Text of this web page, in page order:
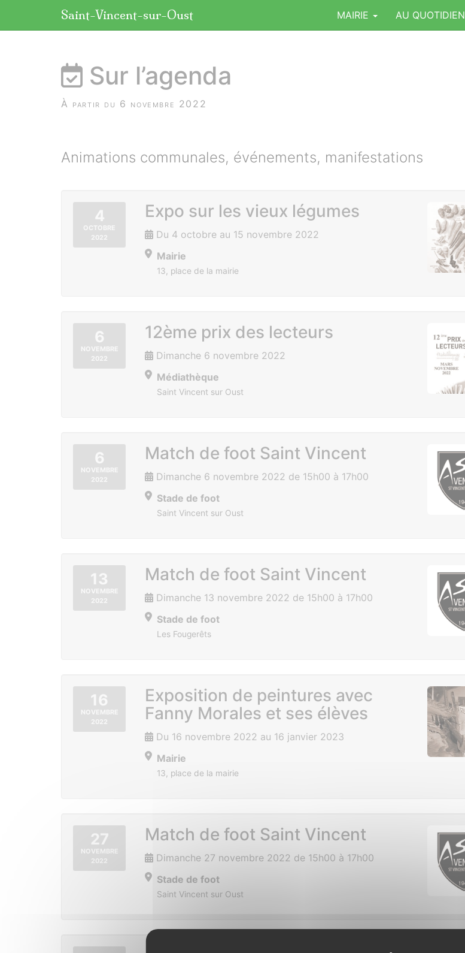
Saint-Vincent-sur-Oust MAIRIE AU QUOTIDIEN
Sur l’agenda
À partir du 6 novembre 2022
Animations communales, événements, manifestations
4
OCTOBRE
2022
Expo sur les vieux légumes
Du 4 octobre au 15 novembre 2022
Mairie
13, place de la mairie
6
NOVEMBRE
2022
12ème prix des lecteurs
Dimanche 6 novembre 2022
Médiathèque
Saint Vincent sur Oust
6
NOVEMBRE
2022
Match de foot Saint Vincent
Dimanche 6 novembre 2022 de 15h00 à 17h00
Stade de foot
Saint Vincent sur Oust
13
NOVEMBRE
2022
Match de foot Saint Vincent
Dimanche 13 novembre 2022 de 15h00 à 17h00
Stade de foot
Les Fougerêts
16
NOVEMBRE
2022
Exposition de peintures avec
Fanny Morales et ses élèves
Du 16 novembre 2022 au 16 janvier 2023
Mairie
13, place de la mairie
27
NOVEMBRE
2022
Match de foot Saint Vincent
Dimanche 27 novembre 2022 de 15h00 à 17h00
Stade de foot
Saint Vincent sur Oust
Panneau de gestion des cookies